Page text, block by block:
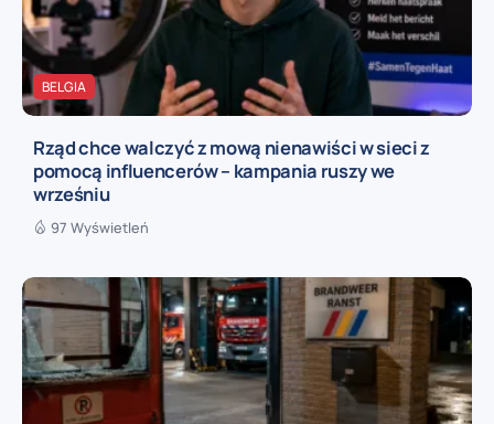
BELGIA
Rząd chce walczyć z mową nienawiści w sieci z
pomocą influencerów – kampania ruszy we
wrześniu
97 Wyświetleń